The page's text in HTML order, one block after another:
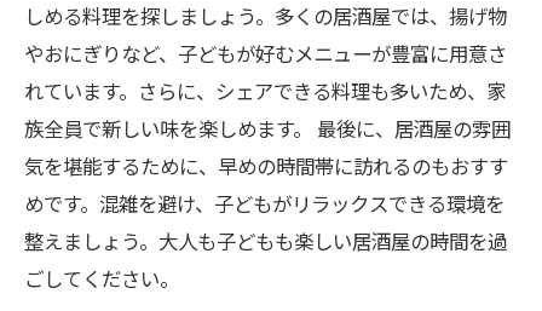
しめる料理を探しましょう。多くの居酒屋では、揚げ物
やおにぎりなど、子どもが好むメニューが豊富に用意さ
れています。さらに、シェアできる料理も多いため、家
族全員で新しい味を楽しめます。 最後に、居酒屋の雰囲
気を堪能するために、早めの時間帯に訪れるのもおすす
めです。混雑を避け、子どもがリラックスできる環境を
整えましょう。大人も子どもも楽しい居酒屋の時間を過
ごしてください。